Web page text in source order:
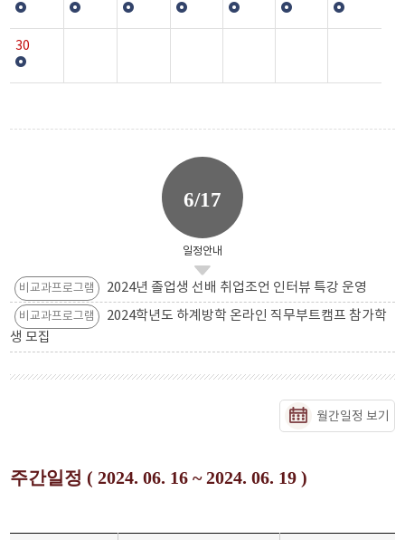
30
6/17
일정안내
비교과프로그램 2024년 졸업생 선배 취업조언 인터뷰 특강 운영
비교과프로그램
2024학년도 하계방학 온라인 직무부트캠프 참가학
생 모집
월간일정 보기
주간일정 ( 2024. 06. 16 ~ 2024. 06. 19 )